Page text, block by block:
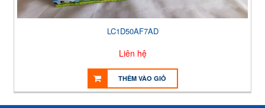
LC1D50AF7AD
Liên hệ
THÊM VÀO GIỎ